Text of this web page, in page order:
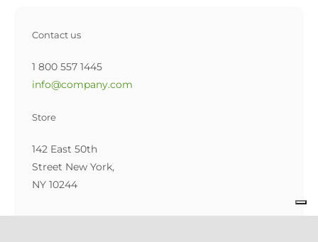
1 800 557 1445
Store
142 East 50th
NY 10244